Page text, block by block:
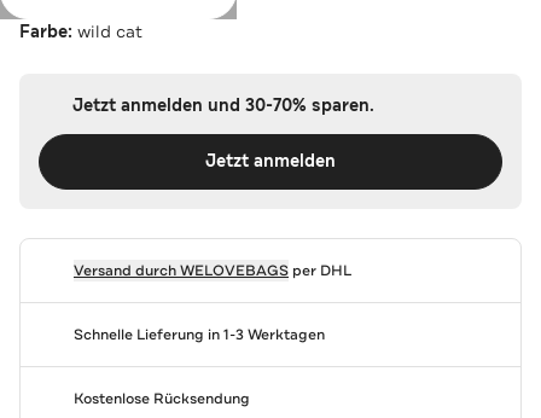
Farbe: wild cat
Jetzt anmelden und 30-70% sparen.
Jetzt anmelden
Versand durchWELOVEBAGSper DHL
Schnelle Lieferung in 1-3 Werktagen
Kostenlose Rücksendung